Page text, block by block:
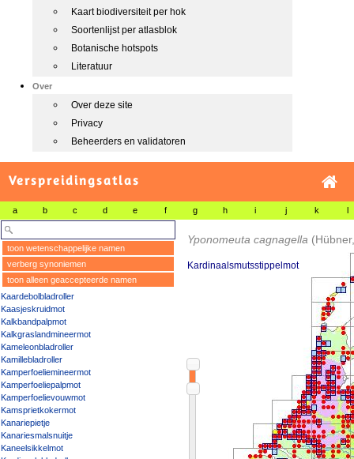
Kaart biodiversiteit per hok
Soortenlijst per atlasblok
Botanische hotspots
Literatuur
Over
Over deze site
Privacy
Beheerders en validatoren
Verspreidingsatlas
a b c d e f g h i j k l
toon wetenschappelijke namen
verberg synoniemen
toon alleen geaccepteerde namen
Kaardebolbladroller
Kaasjeskruidmot
Kalkbandpalpmot
Kalkgraslandmineermot
Kameleonbladroller
Kamillebladroller
Kamperfoeliemineermot
Kamperfoeliepalpmot
Kamperfoelievouwmot
Kamsprietkokermot
Kanariepietje
Kanariesmalsnuitje
Kaneelsikkelmot
Yponomeuta cagnagella
Kardinaalsmutsstippelmot